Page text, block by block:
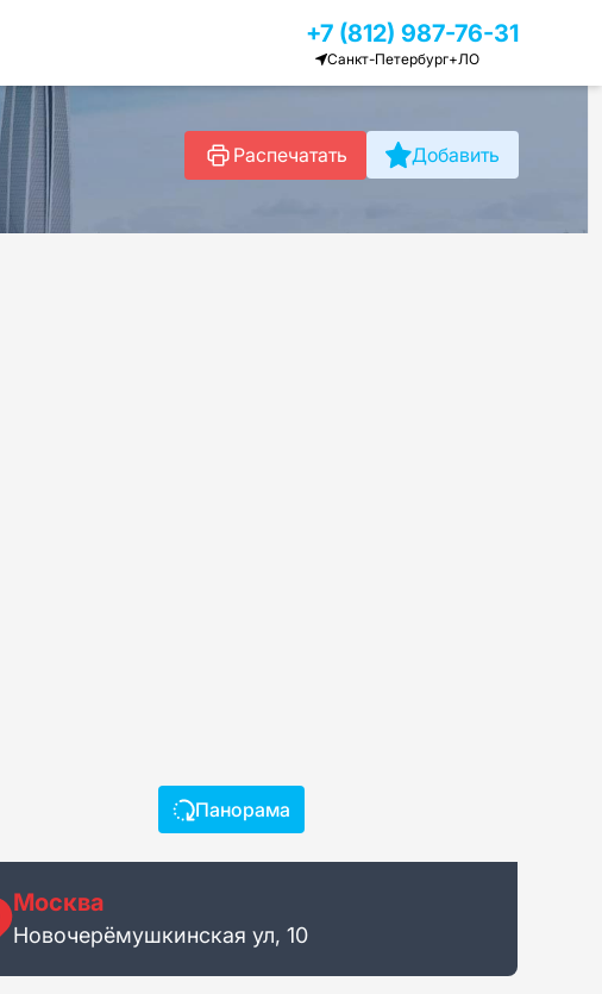
+7 (812) 987-76-31
Санкт-Петербург+ЛО
Распечатать Добавить
Панорама
Москва
Новочерёмушкинская ул, 10